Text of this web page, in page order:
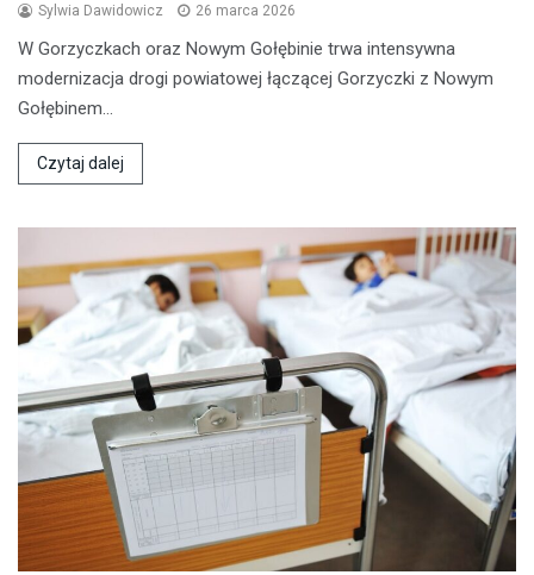
Sylwia Dawidowicz 26 marca 2026
W Gorzyczkach oraz Nowym Gołębinie trwa intensywna
modernizacja drogi powiatowej łączącej Gorzyczki z Nowym
Gołębinem…
Czytaj dalej